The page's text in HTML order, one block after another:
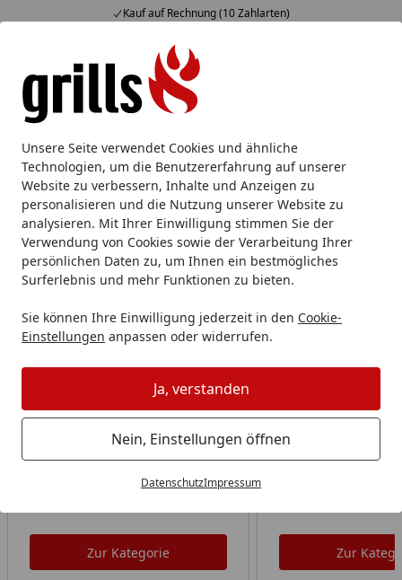
Unsere Seite verwendet Cookies und ähnliche
Technologien, um die Benutzererfahrung auf unserer
Website zu verbessern, Inhalte und Anzeigen zu
personalisieren und die Nutzung unserer Website zu
analysieren. Mit Ihrer Einwilligung stimmen Sie der
Verwendung von Cookies sowie der Verarbeitung Ihrer
persönlichen Daten zu, um Ihnen ein bestmögliches
Surferlebnis und mehr Funktionen zu bieten.
Sie können Ihre Einwilligung jederzeit in den Cookie-
Einstellungen anpassen oder widerrufen.
Ja, verstanden
Nein, Einstellungen öffnen
DatenschutzImpressum
Kauf auf Rechnung (10 Zahlarten)
Alle Produkte
Mein Konto
Suchen
Startseite
Weber Weber Grill Zubehör
Weber Grill Zubehör
Weber Grill Zubehör: Optimieren Sie
Ihr Grillerlebnis mit Premium-
Weber Grillabdeckung
Zur Kategorie Zur